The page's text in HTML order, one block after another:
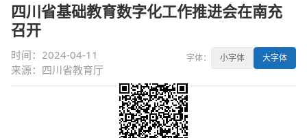
四川省基础教育数字化工作推进会在南充
召开
时间：2024-04-11
来源：四川省教育厅
字体： 小字体 大字体